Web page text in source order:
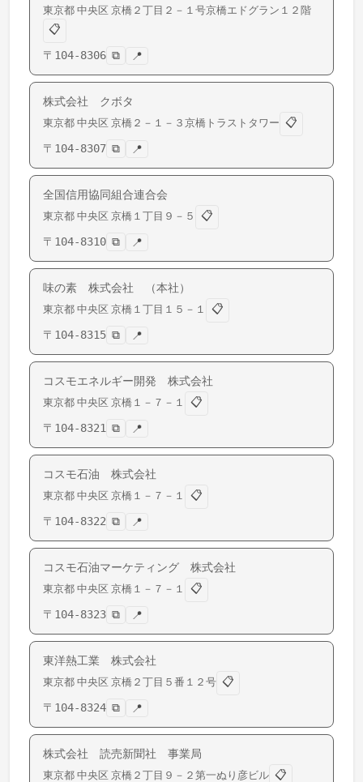
東京都 中央区 京橋 ２丁目２－１号京橋エドグラン１２階
📋
〒 104-8306 ⧉ 📍
株式会社 クボタ
東京都 中央区 京橋 ２－１－３京橋トラストタワー 📋
〒 104-8307 ⧉ 📍
全国信用協同組合連合会
東京都 中央区 京橋 １丁目９－５
📋
〒 104-8310 ⧉ 📍
味の素 株式会社 （本社）
東京都 中央区 京橋 １丁目１５－１
📋
〒 104-8315 ⧉ 📍
コスモエネルギー開発 株式会社
東京都 中央区 京橋 １－７－１
📋
〒 104-8321 ⧉ 📍
コスモ石油 株式会社
東京都 中央区 京橋 １－７－１
📋
〒 104-8322 ⧉ 📍
コスモ石油マーケティング 株式会社
東京都 中央区 京橋 １－７－１
📋
〒 104-8323 ⧉ 📍
東洋熱工業 株式会社
東京都 中央区 京橋 ２丁目５番１２号 📋
〒 104-8324 ⧉ 📍
株式会社 読売新聞社 事業局
東京都 中央区 京橋 ２丁目９－２第一ぬり彦ビル 📋